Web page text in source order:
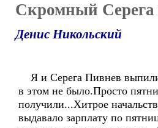
Скромный
Денис Никольский
Я и Серега Пивнев
в этом не было.Просто
получили...Хитрое
выдавало зарплату по